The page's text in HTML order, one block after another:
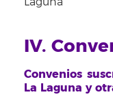
IV.
Convenios
La Laguna y